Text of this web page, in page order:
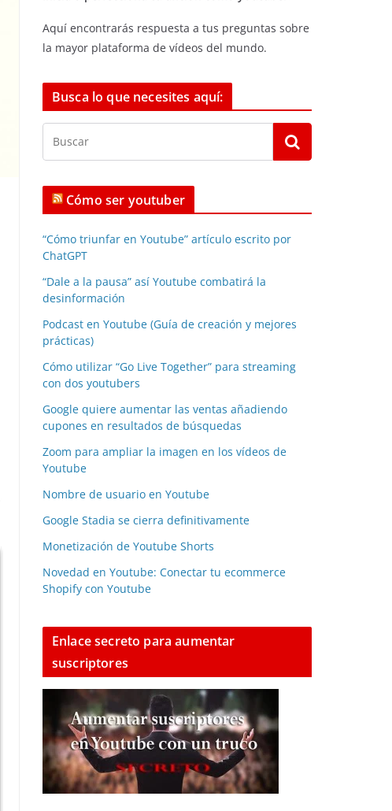
Aquí encontrarás respuesta a tus preguntas sobre
la mayor plataforma de vídeos del mundo.
Busca lo que necesites aquí:
Cómo ser youtuber
“Cómo triunfar en Youtube” artículo escrito por
ChatGPT
“Dale a la pausa” así Youtube combatirá la
desinformación
Podcast en Youtube (Guía de creación y mejores
prácticas)
Cómo utilizar “Go Live Together” para streaming
con dos youtubers
Google quiere aumentar las ventas añadiendo
cupones en resultados de búsquedas
Zoom para ampliar la imagen en los vídeos de
Youtube
Nombre de usuario en Youtube
Google Stadia se cierra definitivamente
Monetización de Youtube Shorts
Novedad en Youtube: Conectar tu ecommerce
Shopify con Youtube
Enlace secreto para aumentar
suscriptores